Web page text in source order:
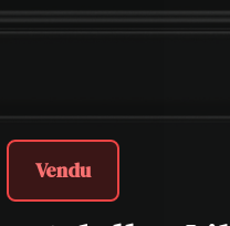
Vendu